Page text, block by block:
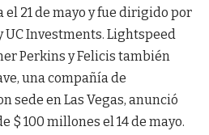
el 21 de mayo y fue dirigido por
Investments. Lightspeed
Perkins y Felicis también
una compañía de
sede en Las Vegas, anunció
$ 100 millones el 14 de mayo.